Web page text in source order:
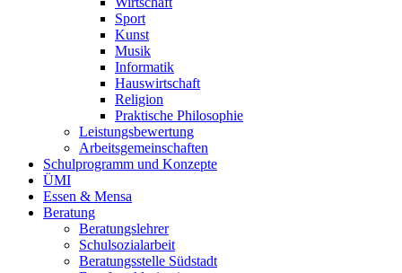
Sport
Kunst
Musik
Informatik
Hauswirtschaft
Religion
Praktische Philosophie
Leistungsbewertung
Arbeitsgemeinschaften
Schulprogramm und Konzepte
ÜMI
Essen & Mensa
Beratung
Beratungslehrer
Schulsozialarbeit
Beratungsstelle Südstadt